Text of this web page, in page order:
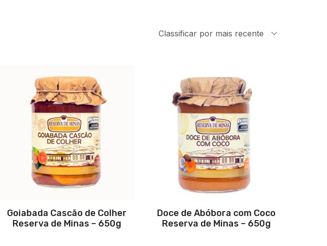
Classificar por mais recente
Goiabada Cascão de Colher
Reserva de Minas – 650g
Doce de Abóbora com Coco
Reserva de Minas – 650g